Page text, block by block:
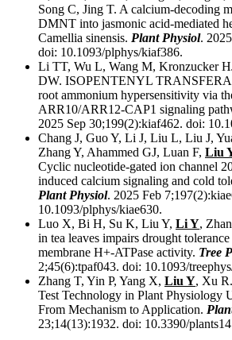
Song C, Jing T. A calcium-decoding
DMNT into jasmonic acid-mediated
Camellia sinensis. Plant Physiol.
doi: 10.1093/plphys/kiaf386.
Li TT, Wu L, Wang M, Kronzucker
DW. ISOPENTENYL
root ammonium hypersensitivity via
ARR10/ARR12-CAP1 signaling
2025 Sep 30;199(2):kiaf462. doi:
Chang J, Guo Y, Li J, Liu L, Liu J,
Zhang Y, Ahammed GJ, Luan F, Liu
Cyclic nucleotide-gated ion channel
induced calcium signaling and cold
Plant Physiol. 2025 Feb
10.1093/plphys/kiae630.
Luo X, Bi H, Su K, Liu Y, Li Y,
in tea leaves impairs drought
membrane H+-ATPase activity. Tree
2;45(6):tpaf043. doi: 10.1093/
Zhang T, Yin P, Yang X, Liu Y, Xu
Test Technology in Plant Physiology
From Mechanism to Application.
23;14(13):1932. doi: 10.3390/